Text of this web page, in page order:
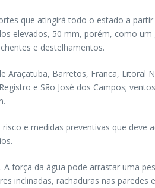
que atingirá todo o estado a
elevados, 50 mm, porém, como
e destelhamentos.
Barretos, Franca, Litoral
e São José dos Campos;
e medidas preventivas que deve
força da água pode arrastar uma
rachaduras nas paredes